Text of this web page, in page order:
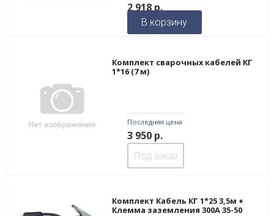
2 918р.
В корзину
Комплект сварочных кабелей КГ
1*16 (7 м)
Последняя цена
3 950р.
Под заказ
Комплект Кабель КГ 1*25 3,5м +
Клемма заземления 300А 35-50